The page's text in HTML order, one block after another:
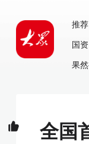
推荐
国资
果
全国